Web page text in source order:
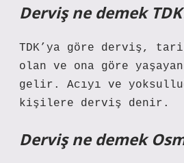
Derviş ne demek
TDK’ya göre derviş,
olan ve ona göre
gelir. Acıyı ve
kişilere derviş denir.
Derviş ne demek